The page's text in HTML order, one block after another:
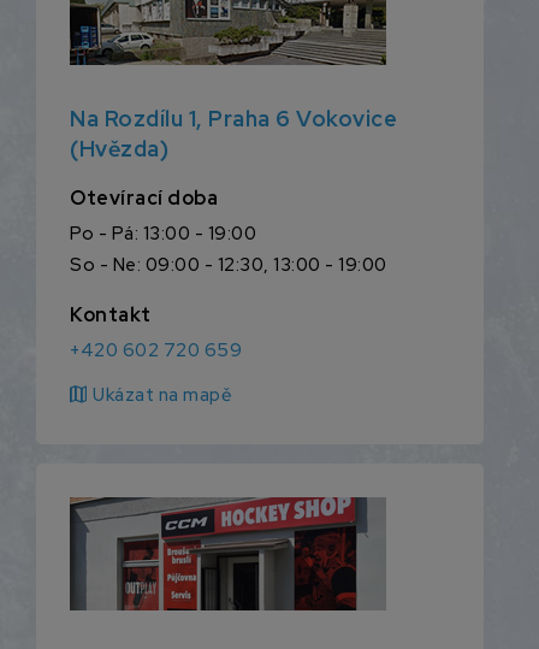
Na Rozdílu 1, Praha 6 Vokovice
(Hvězda)
Otevírací doba
Po - Pá: 13:00 - 19:00
So - Ne: 09:00 - 12:30, 13:00 - 19:00
Kontakt
+420 602 720 659
map Ukázat na mapě